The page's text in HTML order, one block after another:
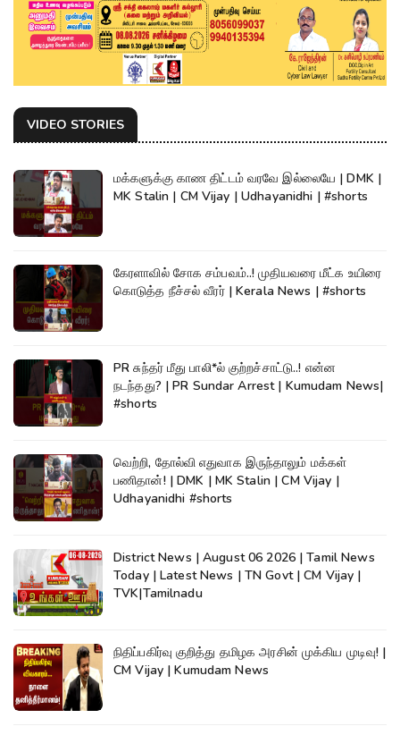
VIDEO STORIES
மக்களுக்கு காண திட்டம் வரவே இல்லையே | DMK |
MK Stalin | CM Vijay | Udhayanidhi | #shorts
கேரளாவில் சோக சம்பவம்..! முதியவரை மீட்க உயிரை
கொடுத்த நீச்சல் வீரர் | Kerala News | #shorts
PR சுந்தர் மீது பாலி*ல் குற்றச்சாட்டு..! என்ன
நடந்தது? | PR Sundar Arrest | Kumudam News|
#shorts
வெற்றி, தோல்வி எதுவாக இருந்தாலும் மக்கள்
பணிதான்! | DMK | MK Stalin | CM Vijay |
Udhayanidhi #shorts
District News | August 06 2026 | Tamil News
Today | Latest News | TN Govt | CM Vijay |
TVK|Tamilnadu
நிதிப்பகிர்வு குறித்து தமிழக அரசின் முக்கிய முடிவு! |
CM Vijay | Kumudam News